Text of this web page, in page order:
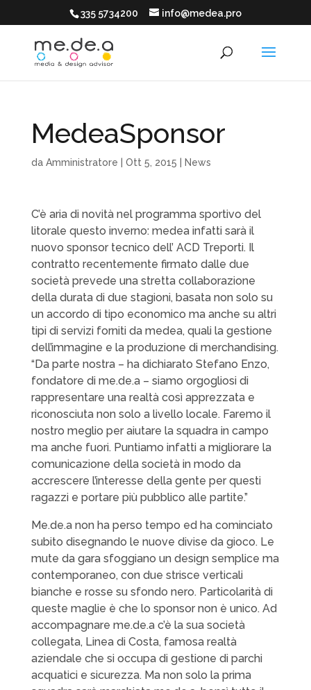
335 5734200 info@medea.pro
MedeaSponsor
da Amministratore Ott 5, 2015 News
C’è aria di novità nel programma sportivo del
litorale questo inverno: medea infatti sarà il
nuovo sponsor tecnico dell’ ACD Treporti. Il
contratto recentemente firmato dalle due
società prevede una stretta collaborazione
della durata di due stagioni, basata non solo su
un accordo di tipo economico ma anche su altri
tipi di servizi forniti da medea, quali la gestione
dell’immagine e la produzione di merchandising.
“Da parte nostra – ha dichiarato Stefano Enzo,
fondatore di me.de.a – siamo orgogliosi di
rappresentare una realtà così apprezzata e
riconosciuta non solo a livello locale. Faremo il
nostro meglio per aiutare la squadra in campo
ma anche fuori. Puntiamo infatti a migliorare la
comunicazione della società in modo da
accrescere l’interesse della gente per questi
ragazzi e portare più pubblico alle partite.”
Me.de.a non ha perso tempo ed ha cominciato
subito disegnando le nuove divise da gioco. Le
mute da gara sfoggiano un design semplice ma
contemporaneo, con due strisce verticali
bianche e rosse su sfondo nero. Particolarità di
queste maglie è che lo sponsor non è unico. Ad
accompagnare me.de.a c’è la sua società
collegata, Linea di Costa, famosa realtà
aziendale che si occupa di gestione di parchi
acquatici e sicurezza. Ma non solo la prima